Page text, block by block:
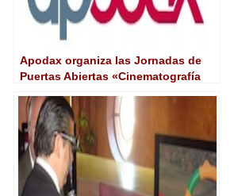
Apodax organiza las Jornadas de
Puertas Abiertas «Cinematografía